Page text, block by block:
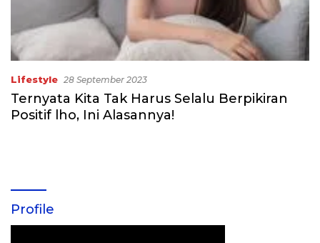
Lifestyle 28 September 2023
Ternyata Kita Tak Harus Selalu Berpikiran
Positif lho, Ini Alasannya!
Profile